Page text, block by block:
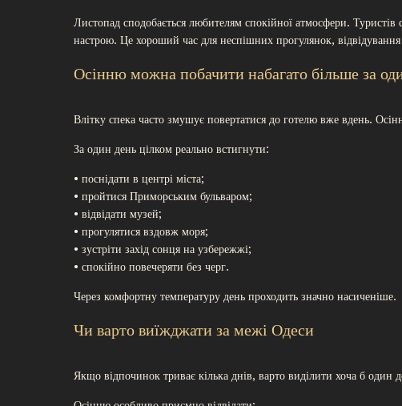
Листопад сподобається любителям спокійної атмосфери.
настрою. Це хороший час для неспішних прогулянок, відвідування
Осінню можна побачити набагато більше за
Влітку спека часто змушує повертатися до готелю вже вдень.
За один день цілком реально встигнути:
• поснідати в центрі міста;
• пройтися Приморським бульваром;
• відвідати музей;
• прогулятися вздовж моря;
• зустріти захід сонця на узбережжі;
• спокійно повечеряти без черг.
Через комфортну температуру день проходить значно насиченіше.
Чи варто виїжджати за межі Одеси
Якщо відпочинок триває кілька днів, варто виділити хоча б один